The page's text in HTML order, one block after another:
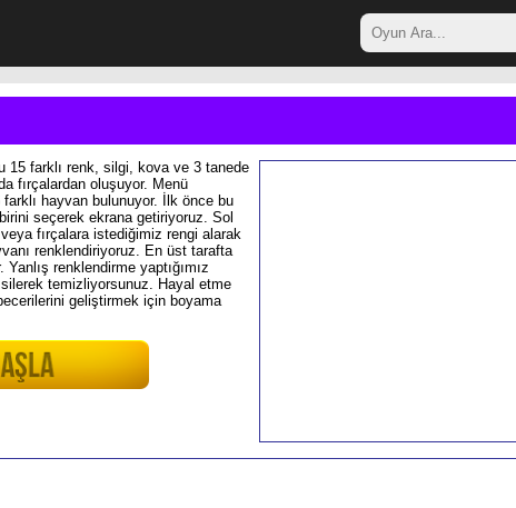
15 farklı renk, silgi, kova ve 3 tanede
fırçalardan oluşuyor. Menü
farklı hayvan bulunuyor. İlk önce bu
seçerek ekrana getiriyoruz. Sol
fırçalara istediğimiz rengi alarak
renklendiriyoruz. En üst tarafta
renklendirme yaptığımız
temizliyorsunuz. Hayal etme
geliştirmek için boyama